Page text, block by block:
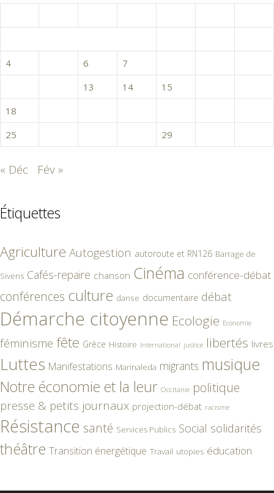
4
6 7
13 14 15
18
25
29
« Déc Fév »
Étiquettes
Agriculture Autogestion autoroute et RN126 Barrage de
Sivens Cafés-repaire chanson Cinéma conférence-débat
conférences culture danse documentaire débat
Démarche citoyenne Ecologie Economie
féminisme fête Grèce Histoire International justice libertés livres
Luttes Manifestations Marinaleda migrants musique
Notre économie et la leur Occitanie politique
presse & petits journaux projection-débat racisme
Résistance santé Services Publics Social solidarités
théâtre Transition énergétique Travail utopies éducation